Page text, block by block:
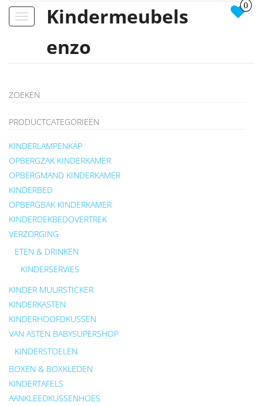
Toggle
Kindermeubels
enzo
0
ZOEKEN
PRODUCTCATEGORIEËN
KINDERLAMPENKAP
OPBERGZAK KINDERKAMER
OPBERGMAND KINDERKAMER
KINDERBED
OPBERGBAK KINDERKAMER
KINDERDEKBEDOVERTREK
VERZORGING
ETEN & DRINKEN
KINDERSERVIES
KINDER MUURSTICKER
KINDERKASTEN
KINDERHOOFDKUSSEN
VAN ASTEN BABYSUPERSHOP
KINDERSTOELEN
BOXEN & BOXKLEDEN
KINDERTAFELS
AANKLEEDKUSSENHOES